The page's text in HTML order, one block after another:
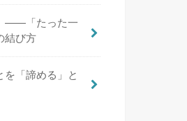
――「たった一
結び方
を「諦める」と